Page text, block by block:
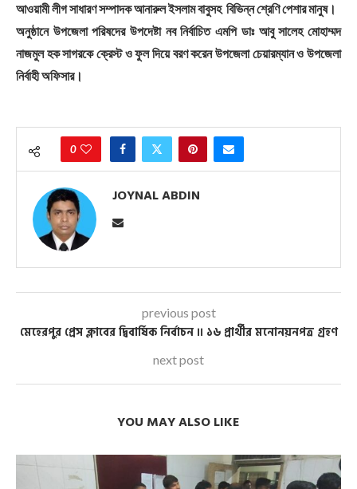
আওয়ামী লীগ সাধারণ সম্পাদক আনারুল ইসলাম বাবুসহ বিভিন্ন শ্রেণি পেশার মানুষ।
অনুষ্ঠানে উপজেলা পরিষদের উপদেষ্টা নব নির্বাচিত এমপি ডাঃ আবু সালেহ মোহাম্মদ
নাজমুল হক সাগরকে ক্রেস্ট ও ফুল দিয়ে বরণ করেন উপজেলা চেয়ারম্যান ও উপজেলা
নির্বাহী অফিসার।
0
JOYNAL ABDIN
previous post
মেহেরপুর প্রেস ক্লাবের দ্বিবার্ষিক নির্বাচন ।। ১৬ প্রার্থীর মনোনয়নপত্র গ্রহণ
next post
YOU MAY ALSO LIKE